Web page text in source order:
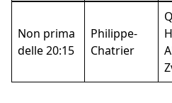
Non prima
delle 20:15
Philippe-
Chatrier